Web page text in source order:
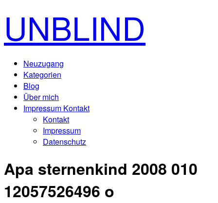
UNBLIND
Neuzugang
Kategorien
Blog
Über mich
Impressum Kontakt
Kontakt
Impressum
Datenschutz
Apa sternenkind 2008 010
12057526496 o